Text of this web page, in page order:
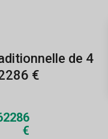
de 4
€
€